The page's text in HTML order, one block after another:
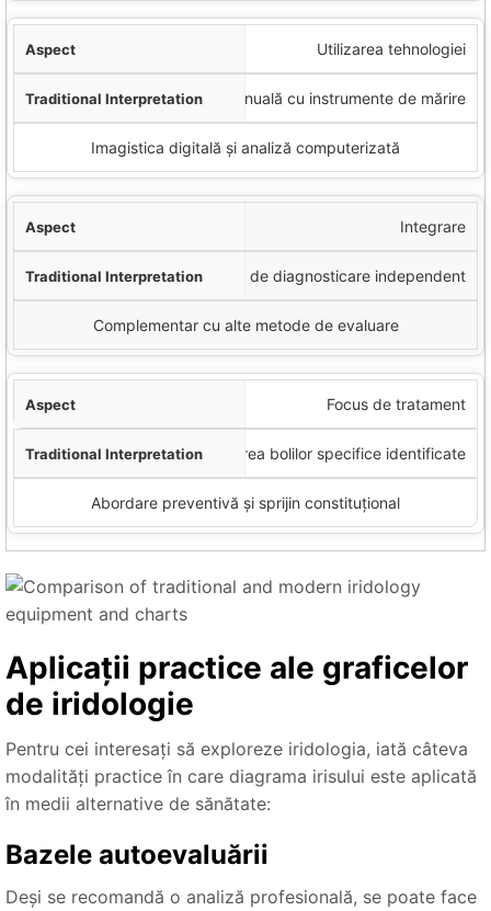
Utilizarea tehnologiei
Examinare manuală cu instrumente de mărire
Imagistica digitală și analiză computerizată
Integrare
Sistem de diagnosticare independent
Complementar cu alte metode de evaluare
Focus de tratament
Tratarea bolilor specifice identificate
Abordare preventivă și sprijin constituțional
Aplicații practice ale graficelor
de iridologie
Pentru cei interesați să exploreze iridologia, iată câteva
modalități practice în care diagrama irisului este aplicată
în medii alternative de sănătate:
Bazele autoevaluării
Deși se recomandă o analiză profesională, se poate face